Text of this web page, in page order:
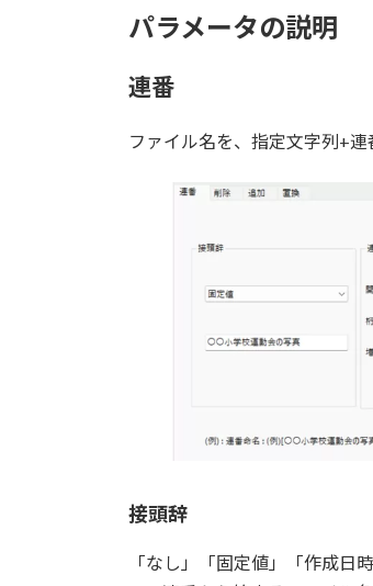
パラメータの説明
連番
ファイル名を、指定文字列+
接頭辞
「なし」「固定値」「作成日